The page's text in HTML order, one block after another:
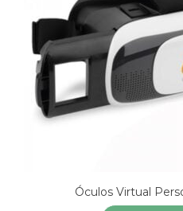
Óculos Virtual